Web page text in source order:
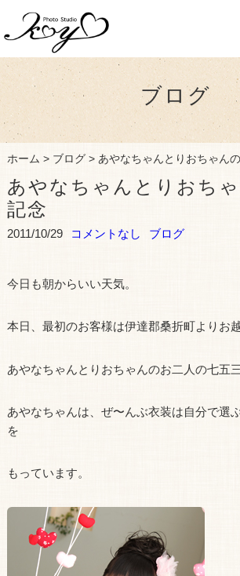
ブログ
ホーム > ブログ> あやなちゃんとりおちゃん
あやなちゃんとりおち
記念
2011/10/29 コメントなし ブログ
今日も朝からいい天気。
本日、最初のお客様は伊達郡桑折町よりお
あやなちゃんとりおちゃんのお二人の七五
あやなちゃんは、ぜ〜んぶ衣装は自分で選
を
もっています。